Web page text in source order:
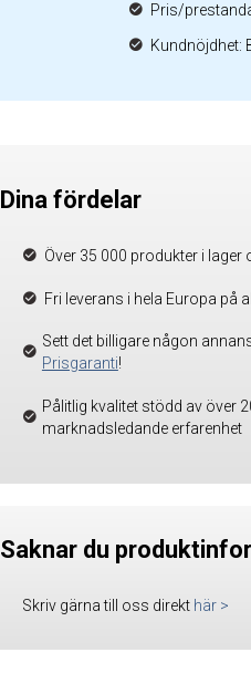
Pris/
Kundnöjdhet:
Dina fördelar
Över 35 000 produkter i
Fri leverans i hela Europa på
Sett det billigare någon
Prisgaranti!
Pålitlig kvalitet stödd av över
marknadsledande erfarenhet
Saknar du
Skriv gärna till oss direkt här >